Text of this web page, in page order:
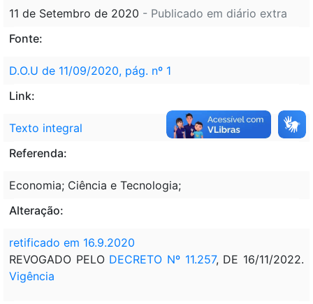
11 de Setembro de 2020 - Publicado em diário extra
Fonte:
D.O.U de 11/09/2020, pág. nº 1
Link:
Texto integral
Referenda:
Economia; Ciência e Tecnologia;
Alteração:
retificado em 16.9.2020
REVOGADO PELO DECRETO Nº 11.257, DE 16/11/2022.
Vigência